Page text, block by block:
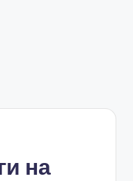
на